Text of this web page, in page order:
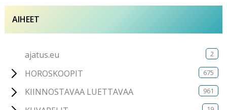
AIHEET
ajatus.eu 2
HOROSKOOPIT 675
KIINNOSTAVAA LUETTAVAA 961